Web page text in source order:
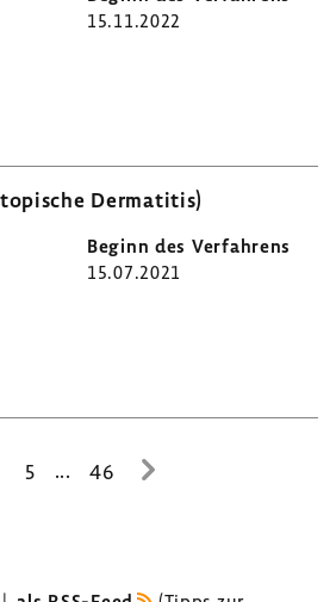
15.11.2022
Derma­titis)
15.07.2021
5 ... 46
zur